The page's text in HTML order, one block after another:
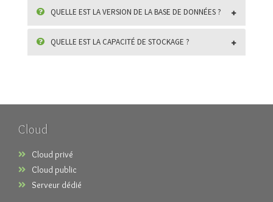
QUELLE EST LA VERSION DE LA BASE DE DONNÉES ?
QUELLE EST LA CAPACITÉ DE STOCKAGE ?
Cloud
Cloud privé
Cloud public
Serveur dédié